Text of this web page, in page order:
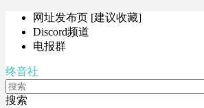
网址发布页 [建议收藏]
Discord频道
电报群
终音社
搜索